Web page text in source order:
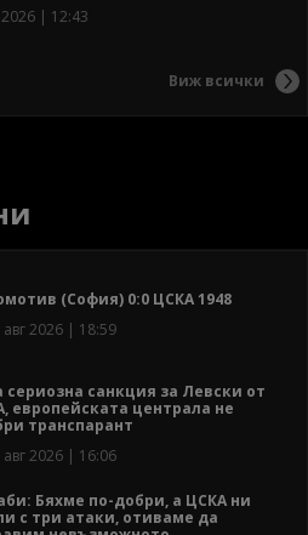
2026 | 12:43
Виж всички
(София) 0:0 ЦСКА 1948
авг 2026 | 18:59
сериозна санкция за Левски от
европейската централа не
транспарант
авг 2026 | 16:06
Бяхме по-добри, а ЦСКА ни
с три атаки, отиваме да